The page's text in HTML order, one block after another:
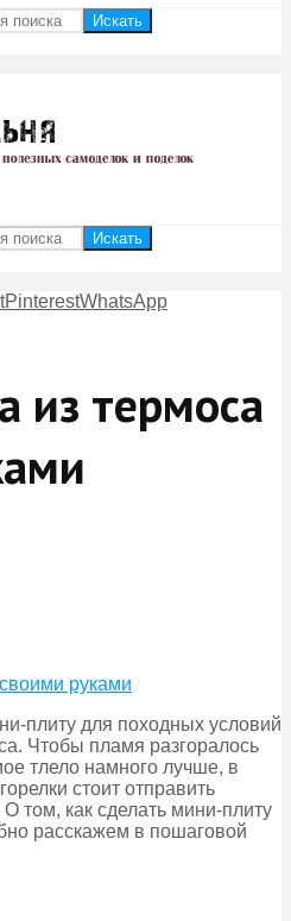
Искать
Искать
PinterestWhatsApp
из термоса
плиту для походных условий
Чтобы пламя разгоралось
тлело намного лучше, в
стоит отправить
том, как сделать мини-плиту
расскажем в пошаговой